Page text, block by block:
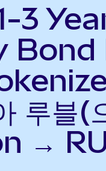
3
Bond
루블(
→